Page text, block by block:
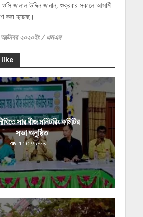
জালাল উদ্দিন জানান, শুক্রবার সকালে আসামী
করা হয়েছে।
অক্টোবর ২০২০ইং / এমএম
like
সার বীজ মনিটরিং কমিটির
সভা অনুষ্ঠিত
110 Views